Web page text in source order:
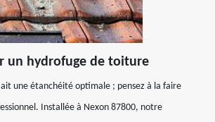
un hydrofuge de toiture
une étanchéité optimale ; pensez à la faire
Installée à Nexon 87800, notre